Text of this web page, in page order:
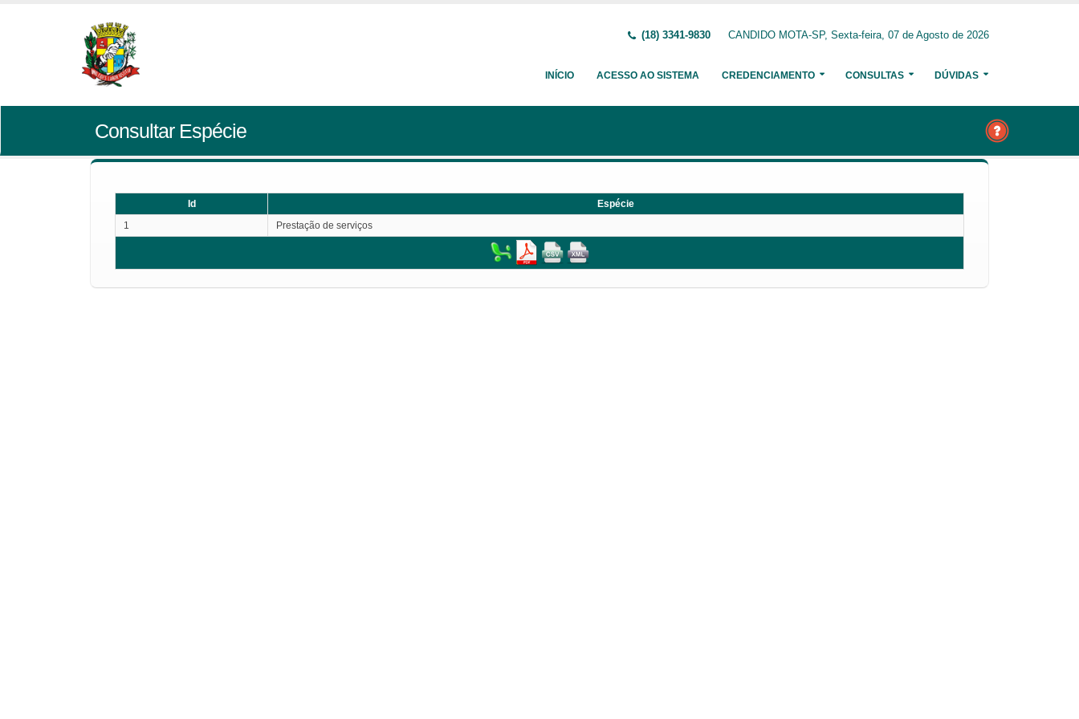
(18) 3341-9830 CANDIDO MOTA-SP, Sexta-feira, 07 de Agosto de 2026
INÍCIO ACESSO AO SISTEMA CREDENCIAMENTO CONSULTAS DÚVIDAS
Consultar Espécie
Id
Espécie
1
Prestação de serviços